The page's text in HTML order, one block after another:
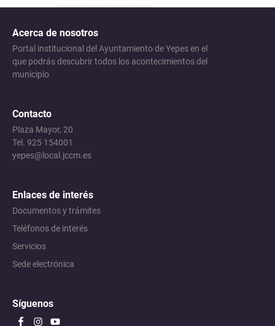
Acerca de nosotros
Portal institucional del Ayuntamiento de Yepes en el
que podrás descubrir todos los acontecimientos del
municipio
Contacto
Plaza Mayor, 20
Tel. 925 154001
yepes@local.jccm.es
Enlaces de interés
Documentos y trámites
Teléfonos de interés
Servicios
Sede electrónica
Síguenos